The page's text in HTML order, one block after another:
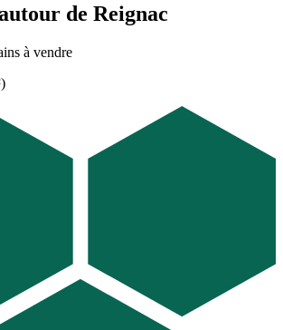
de Reignac
à vendre